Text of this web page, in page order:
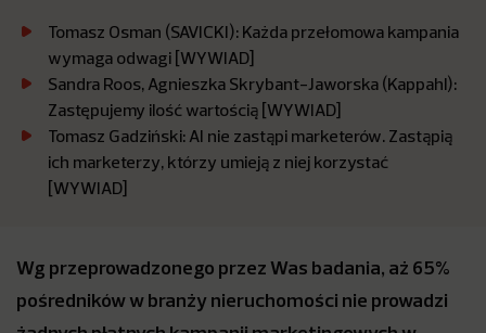
Tomasz Osman (SAVICKI): Każda przełomowa kampania
wymaga odwagi [WYWIAD]
Sandra Roos, Agnieszka Skrybant-Jaworska (Kappahl):
Zastępujemy ilość wartością [WYWIAD]
Tomasz Gadziński: AI nie zastąpi marketerów. Zastąpią
ich marketerzy, którzy umieją z niej korzystać
[WYWIAD]
Wg przeprowadzonego przez Was badania, aż 65%
pośredników w branży nieruchomości nie prowadzi